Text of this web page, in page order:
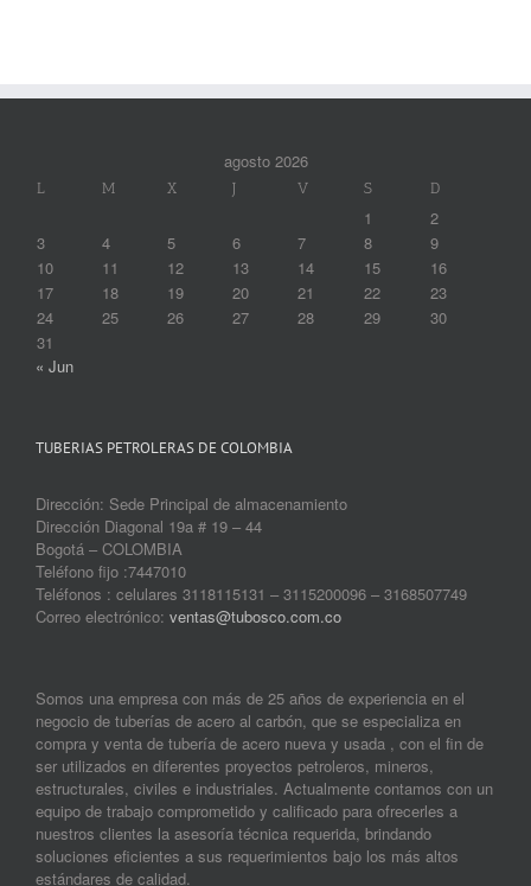
agosto 2026
L M X J V S D
1
2
3
4 5 6 7 8
9
10
11 12 13 14 15
16
17
18 19 20 21 22
23
24
25 26 27 28 29
30
31
« Jun
TUBERIAS PETROLERAS DE COLOMBIA
Dirección: Sede Principal de almacenamiento
Dirección Diagonal 19a # 19 – 44
Bogotá – COLOMBIA
Teléfono fijo :7447010
Teléfonos : celulares 3118115131 – 3115200096 – 3168507749
Correo electrónico: ventas@tubosco.com.co
Somos una empresa con más de 25 años de experiencia en el
negocio de tuberías de acero al carbón, que se especializa en
compra y venta de tubería de acero nueva y usada , con el fin de
ser utilizados en diferentes proyectos petroleros, mineros,
estructurales, civiles e industriales. Actualmente contamos con un
equipo de trabajo comprometido y calificado para ofrecerles a
nuestros clientes la asesoría técnica requerida, brindando
soluciones eficientes a sus requerimientos bajo los más altos
estándares de calidad.